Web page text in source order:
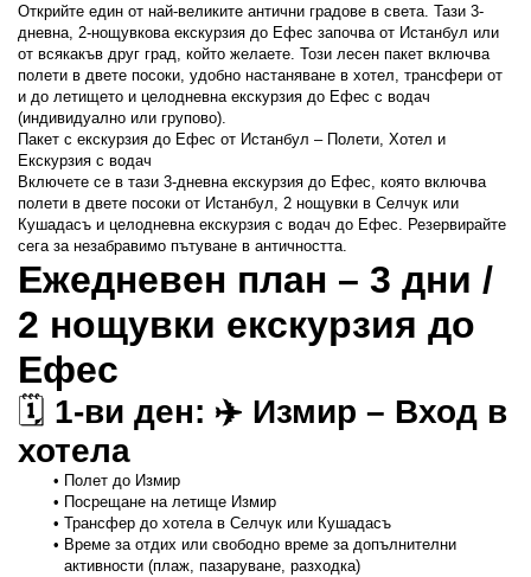
Открийте един от най-великите антични градове в света. Тази 3-
дневна, 2-нощувкова екскурзия до Ефес започва от Истанбул или
от всякакъв друг град, който желаете. Този лесен пакет включва
полети в двете посоки, удобно настаняване в хотел, трансфери от
и до летището и целодневна екскурзия до Ефес с водач
(индивидуално или групово).
Пакет с екскурзия до Ефес от Истанбул – Полети, Хотел и
Екскурзия с водач
Включете се в тази 3-дневна екскурзия до Ефес, която включва
полети в двете посоки от Истанбул, 2 нощувки в Селчук или
Кушадасъ и целодневна екскурзия с водач до Ефес. Резервирайте
сега за незабравимо пътуване в античността.
Ежедневен план – 3 дни /
2 нощувки екскурзия до
Ефес
🗓️ 1-ви ден: ✈️ Измир – Вход в
хотела
Полет до Измир
Посрещане на летище Измир
Трансфер до хотела в Селчук или Кушадасъ
Време за отдих или свободно време за допълнителни
активности (плаж, пазаруване, разходка)